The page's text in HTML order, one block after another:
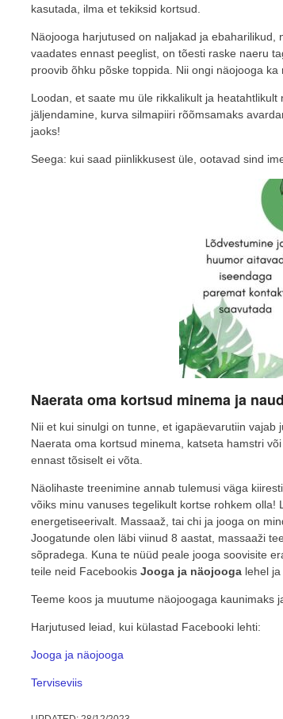
kasutada, ilma et tekiksid kortsud.
Näojooga harjutused on naljakad ja
vaadates ennast peeglist, on tõesti raske naeru
proovib õhku põske toppida. Nii ongi näojooga
Loodan, et saate mu üle rikkalikult ja
jäljendamine, kurva silmapiiri rõõmsamaks
jaoks!
Seega: kui saad piinlikkusest üle, ootavad sind
Naerata oma kortsud minema ja
Nii et kui sinulgi on tunne, et igapäevarutiin vajab
Naerata oma kortsud minema, katseta hamstri
ennast tõsiselt ei võta.
Näolihaste treenimine annab tulemusi väga
võiks minu vanuses tegelikult kortse rohkem
energetiseerivalt. Massaaž, tai chi ja jooga on
Joogatunde olen läbi viinud 8 aastat, massaaži
sõpradega. Kuna te nüüd peale jooga soovisite
teile neid Facebookis Jooga ja näojooga lehel
Teeme koos ja muutume näojoogaga kaunimaks
Harjutused leiad, kui külastad Facebooki lehti:
Jooga ja näojooga
Terviseviis